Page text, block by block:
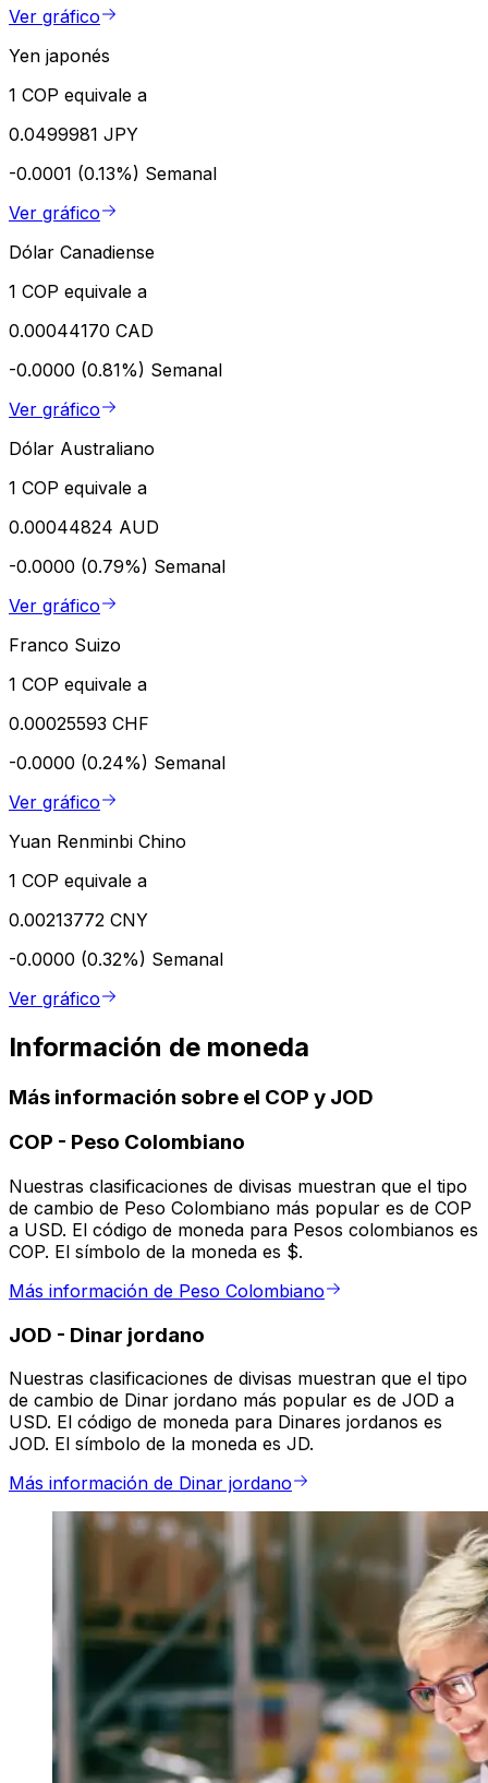
Ver gráfico
Yen japonés
1 COP equivale a
0.0499981 JPY
-0.0001 (0.13%) Semanal
Ver gráfico
Dólar Canadiense
1 COP equivale a
0.00044170 CAD
-0.0000 (0.81%) Semanal
Ver gráfico
Dólar Australiano
1 COP equivale a
0.00044824 AUD
-0.0000 (0.79%) Semanal
Ver gráfico
Franco Suizo
1 COP equivale a
0.00025593 CHF
-0.0000 (0.24%) Semanal
Ver gráfico
Yuan Renminbi Chino
1 COP equivale a
0.00213772 CNY
-0.0000 (0.32%) Semanal
Ver gráfico
Información de moneda
Más información sobre el COP y JOD
COP - Peso Colombiano
Nuestras clasificaciones de divisas muestran que el tipo
de cambio de Peso Colombiano más popular es de COP
a USD. El código de moneda para Pesos colombianos es
COP. El símbolo de la moneda es $.
Más información de Peso Colombiano
JOD - Dinar jordano
Nuestras clasificaciones de divisas muestran que el tipo
de cambio de Dinar jordano más popular es de JOD a
USD. El código de moneda para Dinares jordanos es
JOD. El símbolo de la moneda es JD.
Más información de Dinar jordano